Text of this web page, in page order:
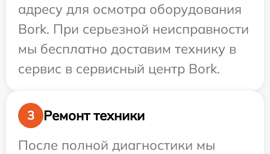
адресу для осмотра оборудования
Bork. При серьезной неисправности
мы бесплатно доставим технику в
сервис в сервисный центр Bork.
3
Ремонт техники
После полной диагностики мы